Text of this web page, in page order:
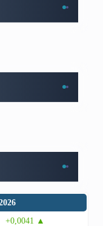
+0,0041 ▲